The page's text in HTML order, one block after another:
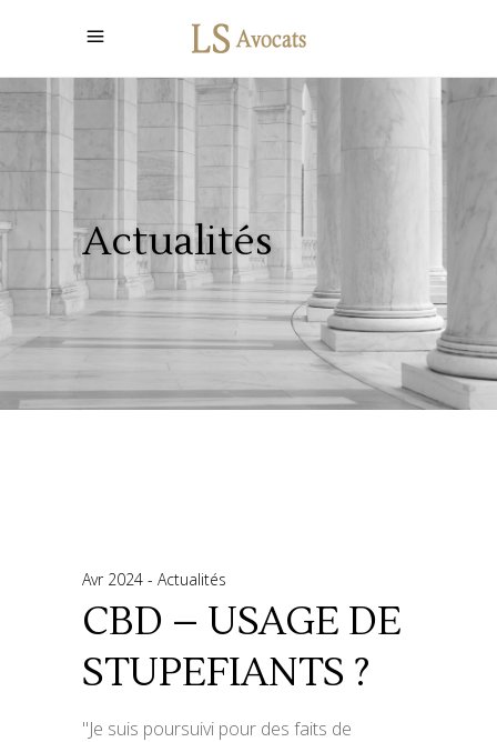
Actualités
Avr 2024 Actualités
CBD – USAGE DE
STUPEFIANTS ?
"Je suis poursuivi pour des faits de